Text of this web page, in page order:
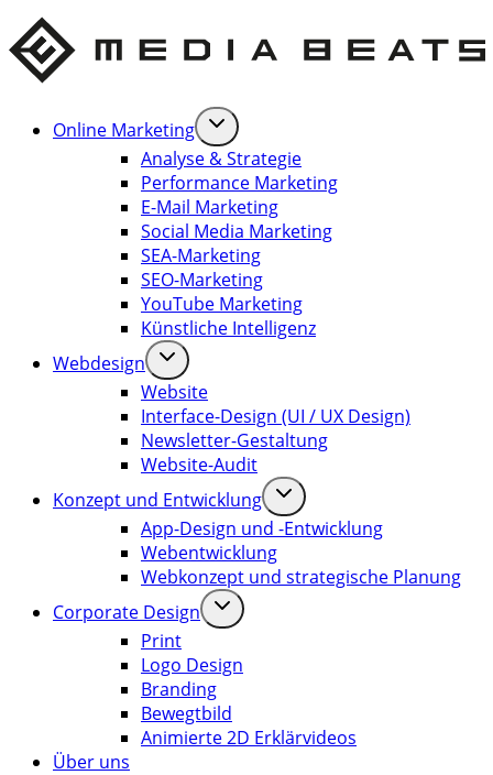
Online Marketing
Analyse & Strategie
Performance Marketing
E-Mail Marketing
Social Media Marketing
SEA-Marketing
SEO-Marketing
YouTube Marketing
Künstliche Intelligenz
Webdesign
Website
Interface-Design (UI / UX Design)
Newsletter-Gestaltung
Website-Audit
Konzept und Entwicklung
App-Design und -Entwicklung
Webentwicklung
Webkonzept und strategische Planung
Corporate Design
Print
Logo Design
Branding
Bewegtbild
Animierte 2D Erklärvideos
Über uns